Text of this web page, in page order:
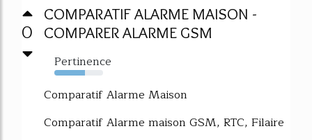
0
COMPARATIF ALARME MAISON -
COMPARER ALARME GSM
Pertinence
63%
Comparatif Alarme Maison
Comparatif Alarme maison GSM, RTC, Filaire